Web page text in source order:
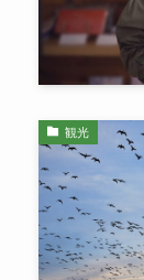
観光